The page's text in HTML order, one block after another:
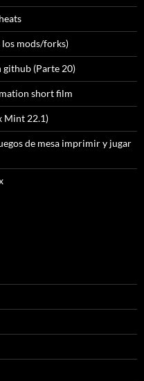
los mods/forks)
github (Parte 20)
short film
Mint 22.1)
de mesa imprimir y jugar